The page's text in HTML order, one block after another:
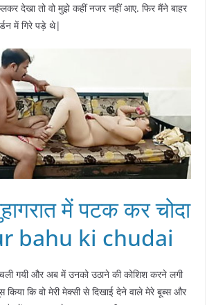
देखा तो वो मुझे कहीं नजर नहीं आए. फिर मैंने बाहर
में गिरे पड़े थे|
में पटक कर चोदा
bahu ki chudai
गयी और अब में उनको उठाने की कोशिश करने लगी
किया कि वो मेरी मेक्सी से दिखाई देने वाले मेरे बूब्स और